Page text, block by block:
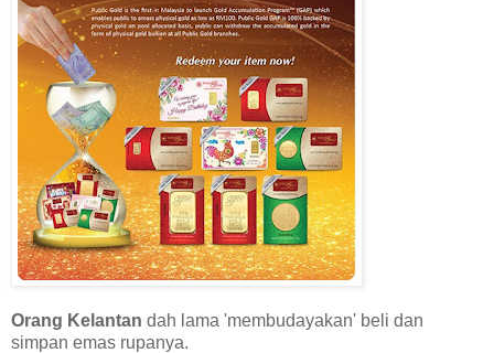
Orang Kelantan dah lama 'membudayakan' beli dan
simpan emas rupanya.